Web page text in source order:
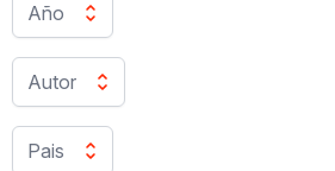
Año
Autor
Pais